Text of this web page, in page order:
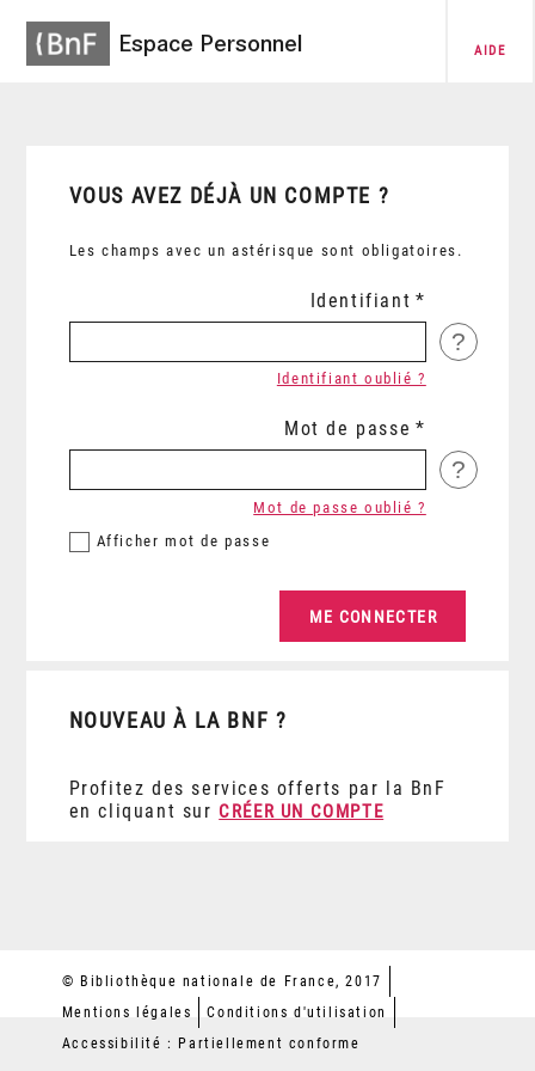
Espace Personnel AIDE
VOUS AVEZ DÉJÀ UN COMPTE ?
Les champs avec un astérisque sont obligatoires.
Identifiant
?
Identifiant oublié ?
Mot de passe
?
Afficher mot de passe
Mot de passe oublié ?
NOUVEAU À LA BNF ?
Profitez des services offerts par la BnF
en cliquant sur CRÉER UN COMPTE
© Bibliothèque nationale de France, 2017
Mentions légales
Conditions d'utilisation
Accessibilité : Partiellement conforme